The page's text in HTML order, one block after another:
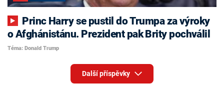
o Afghánistánu. Prezident pak Brity pochválil
Téma: Donald Trump
Další příspěvky